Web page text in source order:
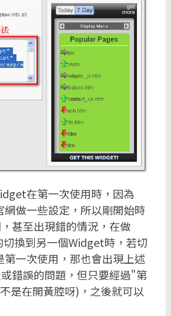
在第一次使用時，因為
做一些設定，所以剛開始時
甚至出現錯的情況，在做
換到另一個Widget時，若切
一次使用，那也會出現上述
錯誤的問題，但只要經過"第
是在開黃腔呀)，之後就可以